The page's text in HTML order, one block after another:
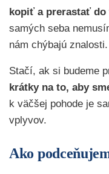
kopiť a prerastať do
samých seba
nám chýbajú znalosti.
Stačí, ak si budeme
krátky na to, aby
k väčšej pohode je
vplyvov.
Ako